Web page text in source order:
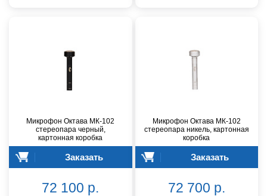
Микрофон Октава МК-102
стереопара черный,
картонная коробка
Заказать
72 100 р.
Микрофон Октава МК-102
стереопара никель, картонная
коробка
Заказать
72 700 р.